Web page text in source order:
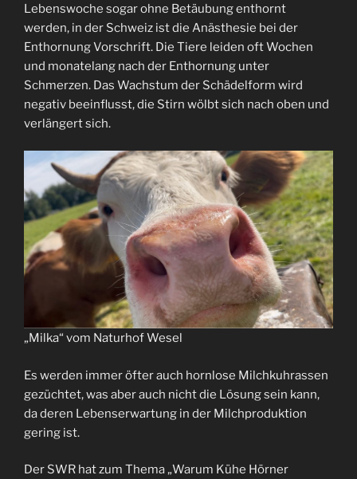
Lebenswoche sogar ohne Betäubung enthornt
werden, in der Schweiz ist die Anästhesie bei der
Enthornung Vorschrift. Die Tiere leiden oft Wochen
und monatelang nach der Enthornung unter
Schmerzen. Das Wachstum der Schädelform wird
negativ beeinflusst, die Stirn wölbt sich nach oben und
verlängert sich.
„Milka“ vom Naturhof Wesel
Es werden immer öfter auch hornlose Milchkuhrassen
gezüchtet, was aber auch nicht die Lösung sein kann,
da deren Lebenserwartung in der Milchproduktion
gering ist.
Der SWR hat zum Thema „Warum Kühe Hörner